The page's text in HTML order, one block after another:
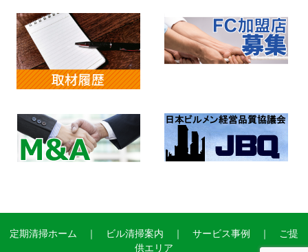
定期清掃ホーム ｜ ビル清掃案内 ｜ サービス事例 ｜
ご提
供エリア